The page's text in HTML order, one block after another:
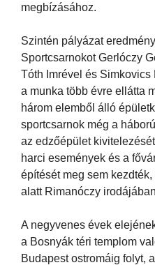
megbízásához.
Szintén pályázat
Sportcsarnokot Gerlóczy
Tóth Imrével és
a munka több évre ellátta
három elemből álló
sportcsarnok még a
az edzőépület
harci események és a
építését meg sem
alatt Rimanóczy
A negyvenes évek
a Bosnyák téri templom
Budapest ostromáig folyt,